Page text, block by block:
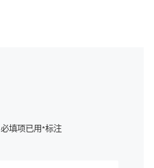
必填项已用*标注